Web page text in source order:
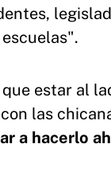
estar al
las
a hacerlo